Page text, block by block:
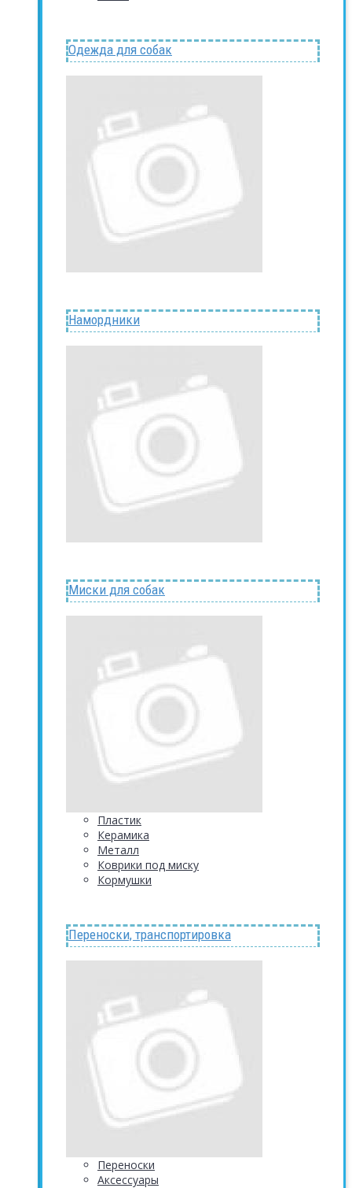
Одежда для собак
Намордники
Миски для собак
Пластик
Керамика
Металл
Коврики под миску
Кормушки
Переноски, транспортировка
Переноски
Аксессуары